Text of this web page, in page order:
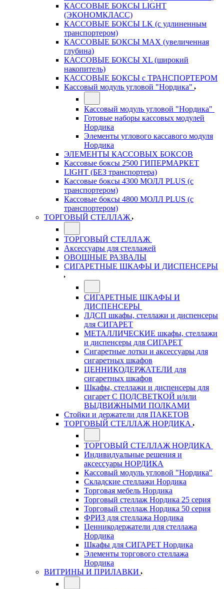
КАССОВЫЕ БОКСЫ LIGHT
(ЭКОНОМКЛАСС)
КАССОВЫЕ БОКСЫ LK (с удлиненным
транспортером)
КАССОВЫЕ БОКСЫ MAX (увеличенная
глубина)
КАССОВЫЕ БОКСЫ XL (широкий
накопитель)
КАССОВЫЕ БОКСЫ с ТРАНСПОРТЕРОМ
Кассовый модуль угловой "Нордика"
Кассовый модуль угловой "Нордика"
Готовые наборы кассовых модулей
Нордика
Элементы углового кассавого модуля
Нордика
ЭЛЕМЕНТЫ КАССОВЫХ БОКСОВ
Кассовые боксы 2500 ГИПЕРМАРКЕТ
LIGHT (БЕЗ транспортера)
Кассовые боксы 4300 МОЛЛ PLUS (с
транспортером)
Кассовые боксы 4800 МОЛЛ PLUS (с
транспортером)
ТОРГОВЫЙ СТЕЛЛАЖ
ТОРГОВЫЙ СТЕЛЛАЖ
Аксессуары для стеллажей
ОВОЩНЫЕ РАЗВАЛЫ
СИГАРЕТНЫЕ ШКАФЫ И ДИСПЕНСЕРЫ
СИГАРЕТНЫЕ ШКАФЫ И
ДИСПЕНСЕРЫ
ЛДСП шкафы, стеллажи и диспенсеры
для СИГАРЕТ
МЕТАЛЛИЧЕСКИЕ шкафы, стеллажи
и диспенсеры для СИГАРЕТ
Сигаретные лотки и аксессуары для
сигаретных шкафов
ЦЕННИКОДЕРЖАТЕЛИ для
сигаретных шкафов
Шкафы, стеллажи и диспенсеры для
сигарет С ПОДСВЕТКОЙ и/или
ВЫДВИЖНЫМИ ПОЛКАМИ
Стойки и держатели для ПАКЕТОВ
ТОРГОВЫЙ СТЕЛЛАЖ НОРДИКА
ТОРГОВЫЙ СТЕЛЛАЖ НОРДИКА
Индивидуальные решения и
аксессуары НОРДИКА
Кассовый модуль угловой "Нордика"
Складские стеллажи Нордика
Торговая мебель Нордика
Торговый стеллаж Нордика 25 серия
Торговый стеллаж Нордика 50 серия
ФРИЗ для стеллажа Нордика
Ценникодержатели для стеллажа
Нордика
Шкафы для СИГАРЕТ Нордика
Элементы торгового стеллажа
Нордика
ВИТРИНЫ И ПРИЛАВКИ